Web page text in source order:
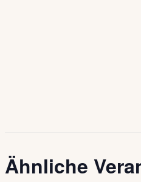
Ähnliche